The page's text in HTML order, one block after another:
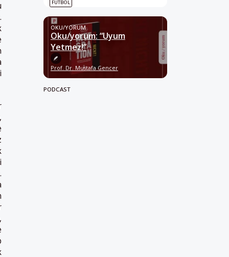
FUTBOL
OKU/YORUM
Oku/yorum: “Uyum
Yetmez!”
Prof. Dr. Mustafa Gencer
PODCAST